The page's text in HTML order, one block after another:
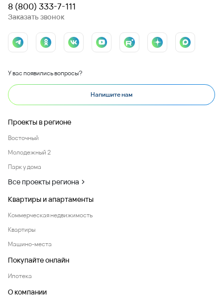
8 (800) 333-7-111
Заказать звонок
У вас появились вопросы?
Напишите нам
Проекты в регионе
Восточный
Молодежный 2
Парк у дома
Все проекты региона
Квартиры и апартаменты
Коммерческая недвижимость
Квартиры
Машино-места
Покупайте онлайн
Ипотека
О компании